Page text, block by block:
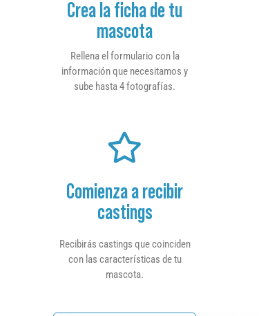
Crea la ficha de tu
mascota
Rellena el formulario con la
información que necesitamos y
sube hasta 4 fotografías.
Comienza a recibir
castings
Recibirás castings que coinciden
con las características de tu
mascota.